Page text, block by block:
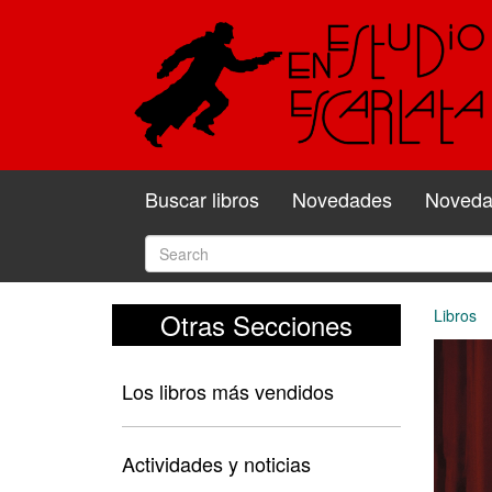
Buscar libros Novedades
Otras Secciones
Los libros más vendidos
Actividades y noticias
Libros